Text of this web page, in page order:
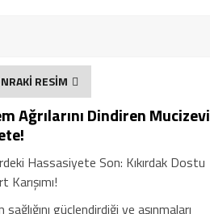
RESİM
Ağrılarını Dindiren Mucizevi
Hassasiyete Son: Kıkırdak Dostu
Karışımı!
sağlığını güçlendirdiği ve aşınmaları